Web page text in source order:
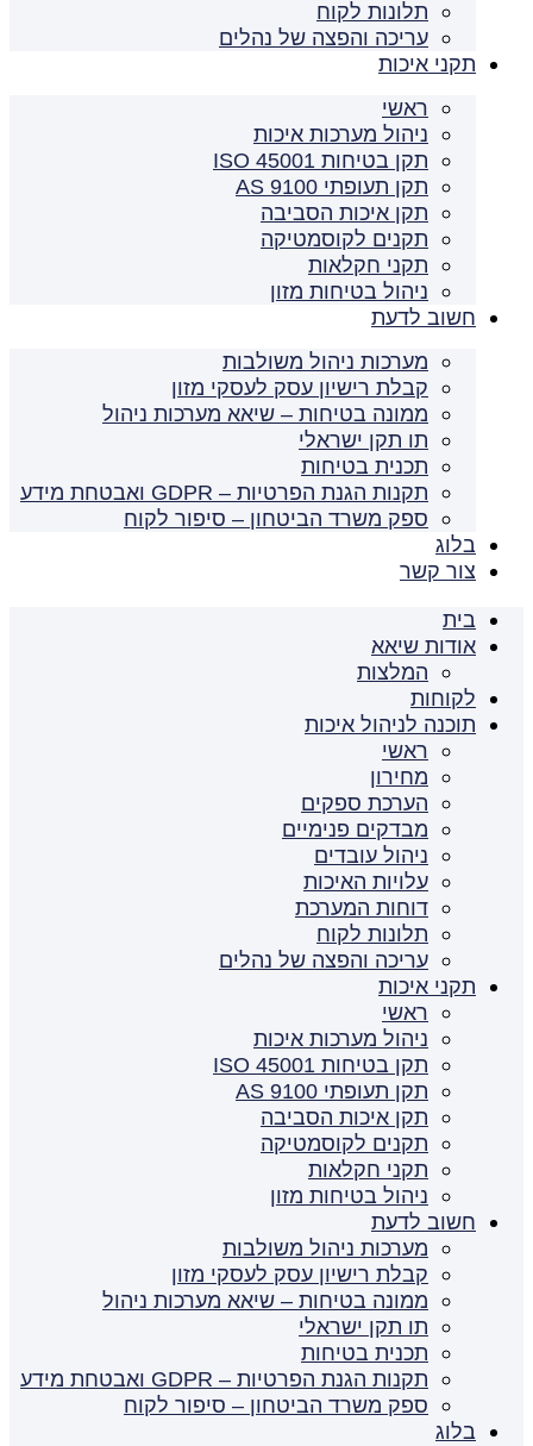
תלונות לקוח
עריכה והפצה של נהלים
תקני איכות
ראשי
ניהול מערכות איכות
תקן בטיחות ISO 45001
תקן תעופתי AS 9100
תקן איכות הסביבה
תקנים לקוסמטיקה
תקני חקלאות
ניהול בטיחות מזון
חשוב לדעת
מערכות ניהול משולבות
קבלת רישיון עסק לעסקי מזון
ממונה בטיחות – שיאא מערכות ניהול
תו תקן ישראלי
תכנית בטיחות
תקנות הגנת הפרטיות – GDPR ואבטחת מידע
ספק משרד הביטחון – סיפור לקוח
בלוג
צור קשר
בית
אודות שיאא
המלצות
לקוחות
תוכנה לניהול איכות
ראשי
מחירון
הערכת ספקים
מבדקים פנימיים
ניהול עובדים
עלויות האיכות
דוחות המערכת
תלונות לקוח
עריכה והפצה של נהלים
תקני איכות
ראשי
ניהול מערכות איכות
תקן בטיחות ISO 45001
תקן תעופתי AS 9100
תקן איכות הסביבה
תקנים לקוסמטיקה
תקני חקלאות
ניהול בטיחות מזון
חשוב לדעת
מערכות ניהול משולבות
קבלת רישיון עסק לעסקי מזון
ממונה בטיחות – שיאא מערכות ניהול
תו תקן ישראלי
תכנית בטיחות
תקנות הגנת הפרטיות – GDPR ואבטחת מידע
ספק משרד הביטחון – סיפור לקוח
בלוג